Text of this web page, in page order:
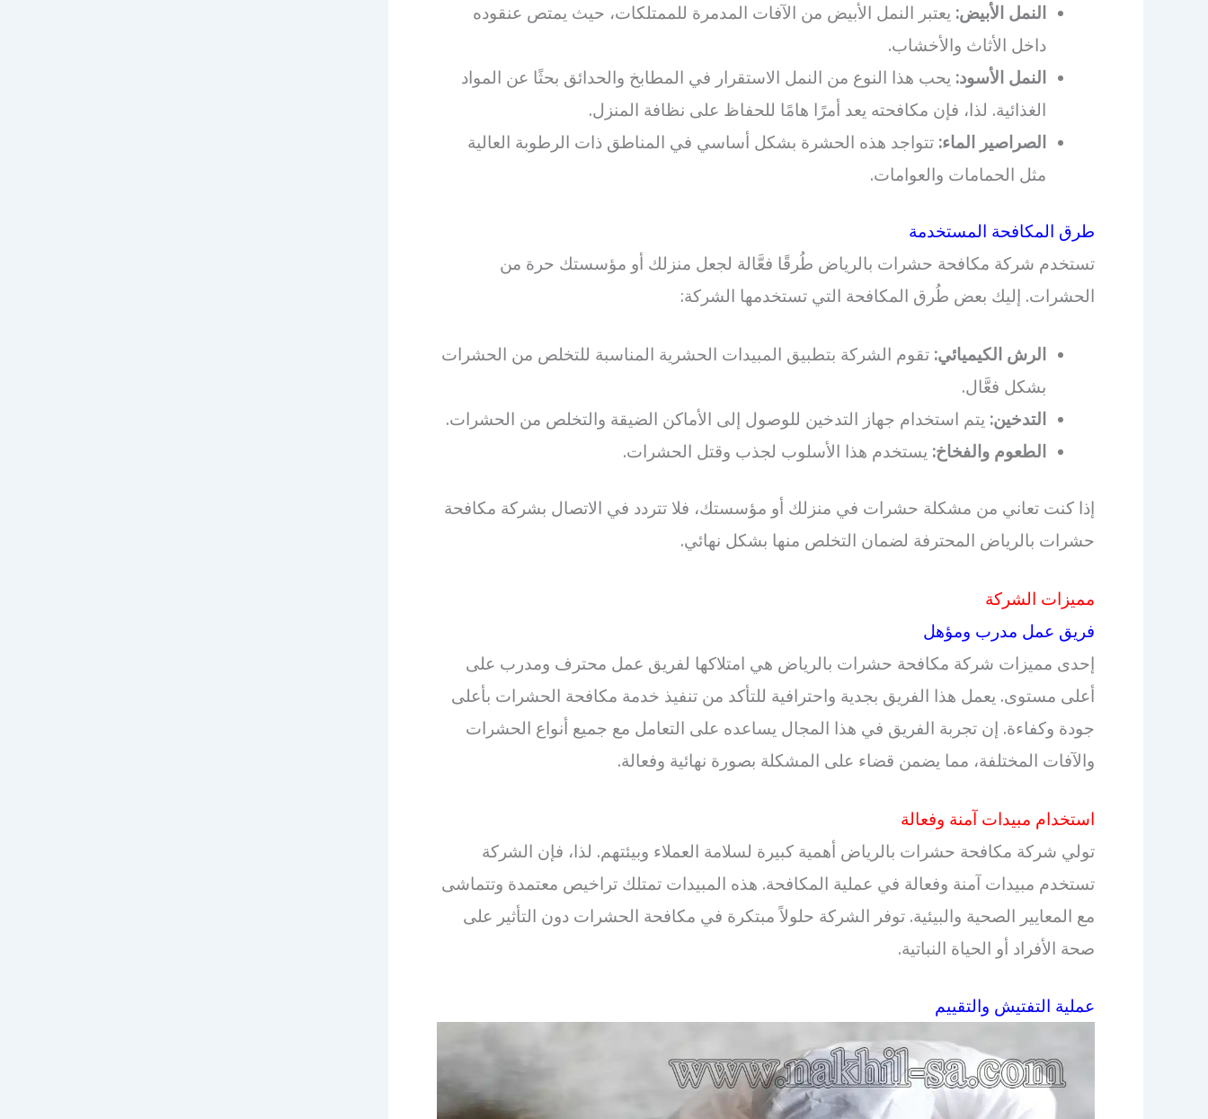
النمل الأبيض: يعتبر النمل الأبيض من الآفات المدمرة للممتلكات، حيث يمتص عنقوده
داخل الأثاث والأخشاب.
النمل الأسود: يحب هذا النوع من النمل الاستقرار في المطابخ والحدائق بحثًا عن المواد
الغذائية. لذا، فإن مكافحته يعد أمرًا هامًا للحفاظ على نظافة المنزل.
الصراصير الماء: تتواجد هذه الحشرة بشكل أساسي في المناطق ذات الرطوبة العالية
مثل الحمامات والعوامات.
طرق المكافحة المستخدمة
تستخدم شركة مكافحة حشرات بالرياض طُرقًا فعَّالة لجعل منزلك أو مؤسستك حرة من
الحشرات. إليك بعض طُرق المكافحة التي تستخدمها الشركة:
الرش الكيميائي: تقوم الشركة بتطبيق المبيدات الحشرية المناسبة للتخلص من الحشرات
بشكل فعَّال.
التدخين: يتم استخدام جهاز التدخين للوصول إلى الأماكن الضيقة والتخلص من الحشرات.
الطعوم والفخاخ: يستخدم هذا الأسلوب لجذب وقتل الحشرات.
إذا كنت تعاني من مشكلة حشرات في منزلك أو مؤسستك، فلا تتردد في الاتصال بشركة مكافحة
حشرات بالرياض المحترفة لضمان التخلص منها بشكل نهائي.
مميزات الشركة
فريق عمل مدرب ومؤهل
إحدى مميزات شركة مكافحة حشرات بالرياض هي امتلاكها لفريق عمل محترف ومدرب على
أعلى مستوى. يعمل هذا الفريق بجدية واحترافية للتأكد من تنفيذ خدمة مكافحة الحشرات بأعلى
جودة وكفاءة. إن تجربة الفريق في هذا المجال يساعده على التعامل مع جميع أنواع الحشرات
والآفات المختلفة، مما يضمن قضاء على المشكلة بصورة نهائية وفعالة.
استخدام مبيدات آمنة وفعالة
تولي شركة مكافحة حشرات بالرياض أهمية كبيرة لسلامة العملاء وبيئتهم. لذا، فإن الشركة
تستخدم مبيدات آمنة وفعالة في عملية المكافحة. هذه المبيدات تمتلك تراخيص معتمدة وتتماشى
مع المعايير الصحية والبيئية. توفر الشركة حلولاً مبتكرة في مكافحة الحشرات دون التأثير على
صحة الأفراد أو الحياة النباتية.
عملية التفتيش والتقييم